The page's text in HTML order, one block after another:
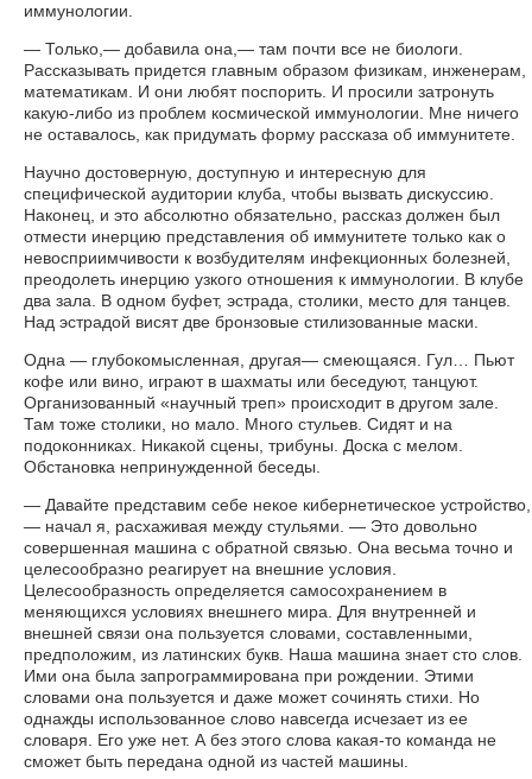
иммунологии.
— Только,— добавила она,— там почти все не биологи.
Рассказывать придется главным образом физикам, инженерам,
математикам. И они любят поспорить. И просили затронуть
какую-либо из проблем космической иммунологии. Мне ничего
не оставалось, как придумать форму рассказа об иммунитете.
Научно достоверную, доступную и интересную для
специфической аудитории клуба, чтобы вызвать дискуссию.
Наконец, и это абсолютно обязательно, рассказ должен был
отмести инерцию представления об иммунитете только как о
невосприимчивости к возбудителям инфекционных болезней,
преодолеть инерцию узкого отношения к иммунологии. В клубе
два зала. В одном буфет, эстрада, столики, место для танцев.
Над эстрадой висят две бронзовые стилизованные маски.
Одна — глубокомысленная, другая— смеющаяся. Гул… Пьют
кофе или вино, играют в шахматы или беседуют, танцуют.
Организованный «научный треп» происходит в другом зале.
Там тоже столики, но мало. Много стульев. Сидят и на
подоконниках. Никакой сцены, трибуны. Доска с мелом.
Обстановка непринужденной беседы.
— Давайте представим себе некое кибернетическое устройство,
— начал я, расхаживая между стульями. — Это довольно
совершенная машина с обратной связью. Она весьма точно и
целесообразно реагирует на внешние условия.
Целесообразность определяется самосохранением в
меняющихся условиях внешнего мира. Для внутренней и
внешней связи она пользуется словами, составленными,
предположим, из латинских букв. Наша машина знает сто слов.
Ими она была запрограммирована при рождении. Этими
словами она пользуется и даже может сочинять стихи. Но
однажды использованное слово навсегда исчезает из ее
словаря. Его уже нет. А без этого слова какая-то команда не
сможет быть передана одной из частей машины.